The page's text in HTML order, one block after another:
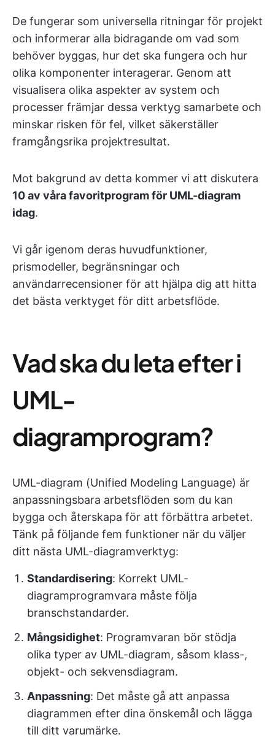
De fungerar som universella ritningar för projekt
och informerar alla bidragande om vad som
behöver byggas, hur det ska fungera och hur
olika komponenter interagerar. Genom att
visualisera olika aspekter av system och
processer främjar dessa verktyg samarbete och
minskar risken för fel, vilket säkerställer
framgångsrika projektresultat.
Mot bakgrund av detta kommer vi att diskutera
10 av våra favoritprogram för UML-diagram
idag.
Vi går igenom deras huvudfunktioner,
prismodeller, begränsningar och
användarrecensioner för att hjälpa dig att hitta
det bästa verktyget för ditt arbetsflöde.
Vad ska du leta efter i
UML-
diagramprogram?
UML-diagram (Unified Modeling Language) är
anpassningsbara arbetsflöden som du kan
bygga och återskapa för att förbättra arbetet.
Tänk på följande fem funktioner när du väljer
ditt nästa UML-diagramverktyg:
Standardisering: Korrekt UML-
diagramprogramvara måste följa
branschstandarder.
Mångsidighet: Programvaran bör stödja
olika typer av UML-diagram, såsom klass-,
objekt- och sekvensdiagram.
Anpassning: Det måste gå att anpassa
diagrammen efter dina önskemål och lägga
till ditt varumärke.